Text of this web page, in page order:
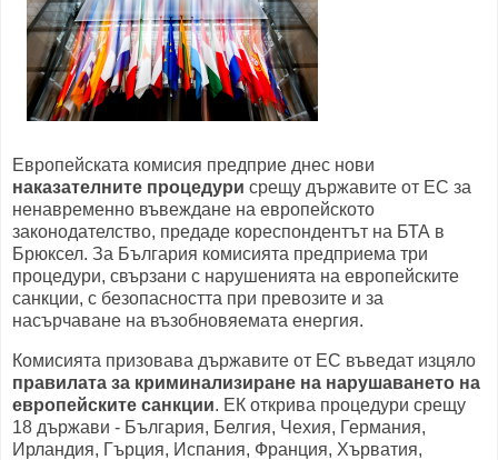
Европейската комисия предприе днес нови
наказателните процедури срещу държавите от ЕС за
ненавременно въвеждане на европейското
законодателство, предаде кореспондентът на БТА в
Брюксел. За България комисията предприема три
процедури, свързани с нарушенията на европейските
санкции, с безопасността при превозите и за
насърчаване на възобновяемата енергия.
Комисията призовава държавите от ЕС въведат изцяло
правилата за криминализиране на нарушаването на
европейските санкции. ЕК открива процедури срещу
18 държави - България, Белгия, Чехия, Германия,
Ирландия, Гърция, Испания, Франция, Хърватия,